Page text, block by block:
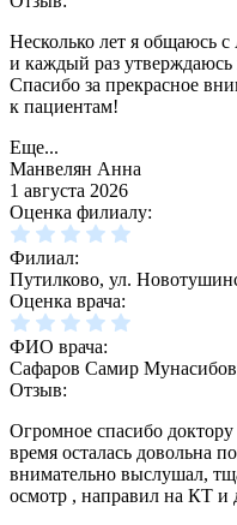
Несколько лет я общаюсь
и каждый раз утверждаюсь
Спасибо за прекрасное
к пациентам!
Еще...
Манвелян Анна
1 августа 2026
Оценка филиалу:
Филиал:
Путилково, ул.
Оценка врача:
ФИО врача:
Сафаров Самир
Отзыв:
Огромное спасибо
время осталась довольна
внимательно выслушал,
осмотр , направил на КТ и